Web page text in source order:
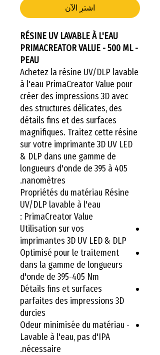
اشترِ الآن
RÉSINE UV LAVABLE À L'EAU
PRIMACREATOR VALUE - 500 ML -
PEAU
Achetez la résine UV/DLP lavable
à l'eau PrimaCreator Value pour
créer des impressions 3D avec
des structures délicates, des
détails fins et des surfaces
magnifiques. Traitez cette résine
sur votre imprimante 3D UV LED
& DLP dans une gamme de
longueurs d'onde de 395 à 405
nanomètres.
Propriétés du matériau Résine
UV/DLP lavable à l'eau
PrimaCreator Value :
Utilisation sur vos
imprimantes 3D UV LED & DLP
Optimisé pour le traitement
dans la gamme de longueurs
d'onde de 395-405 Nm
Détails fins et surfaces
parfaites des impressions 3D
durcies
Odeur minimisée du matériau -
Lavable à l'eau, pas d'IPA
nécessaire.